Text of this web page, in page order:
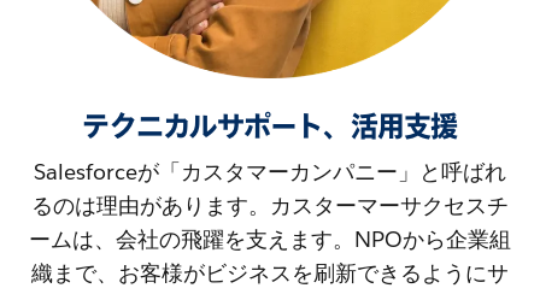
テクニカルサポート、活用支援
Salesforceが「カスタマーカンパニー」と呼ばれ
るのは理由があります。カスターマーサクセスチ
ームは、会社の飛躍を支えます。NPOから企業組
織まで、お客様がビジネスを刷新できるようにサ